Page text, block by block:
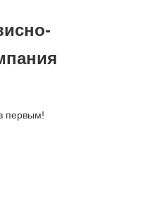
первым!